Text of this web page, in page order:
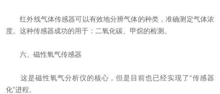
红外线气体传感器可以有效地分辨气体的种类，准确测定气体浓
度。这种传感器成功的用于：二氧化碳、甲烷的检测。
六、磁性氧气传感器
这是磁性氧气分析仪的核心，但是目前也已经实现了“传感器
化”进程。